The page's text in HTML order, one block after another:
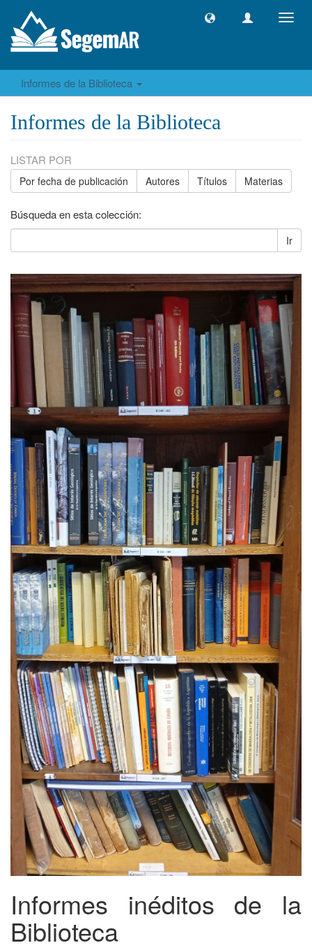
Informes de la Biblioteca
Informes de la Biblioteca
LISTAR POR
Por fecha de publicación Autores Títulos Materias
Búsqueda en esta colección:
Ir
Informes inéditos de la
Biblioteca